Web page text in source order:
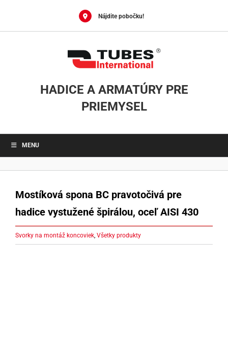
Nájdite pobočku!
HADICE A ARMATÚRY PRE
PRIEMYSEL
MENU
Mostíková spona BC pravotočivá pre
hadice vystužené špirálou, oceľ AISI 430
Svorky na montáž koncoviek, Všetky produkty